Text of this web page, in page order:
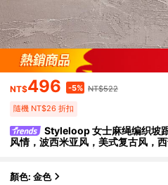
NT$496 -5% NT$522
隨機 NT$26 折扣
Styleloop 女士麻绳编织坡
风情，波西米亚风，美式复古风，
顏色: 金色